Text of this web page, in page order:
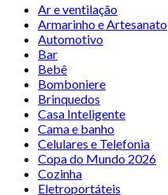
Ar e ventilação
Armarinho e Artesanato
Automotivo
Bar
Bebê
Bomboniere
Brinquedos
Casa Inteligente
Cama e banho
Celulares e Telefonia
Copa do Mundo 2026
Cozinha
Eletroportáteis